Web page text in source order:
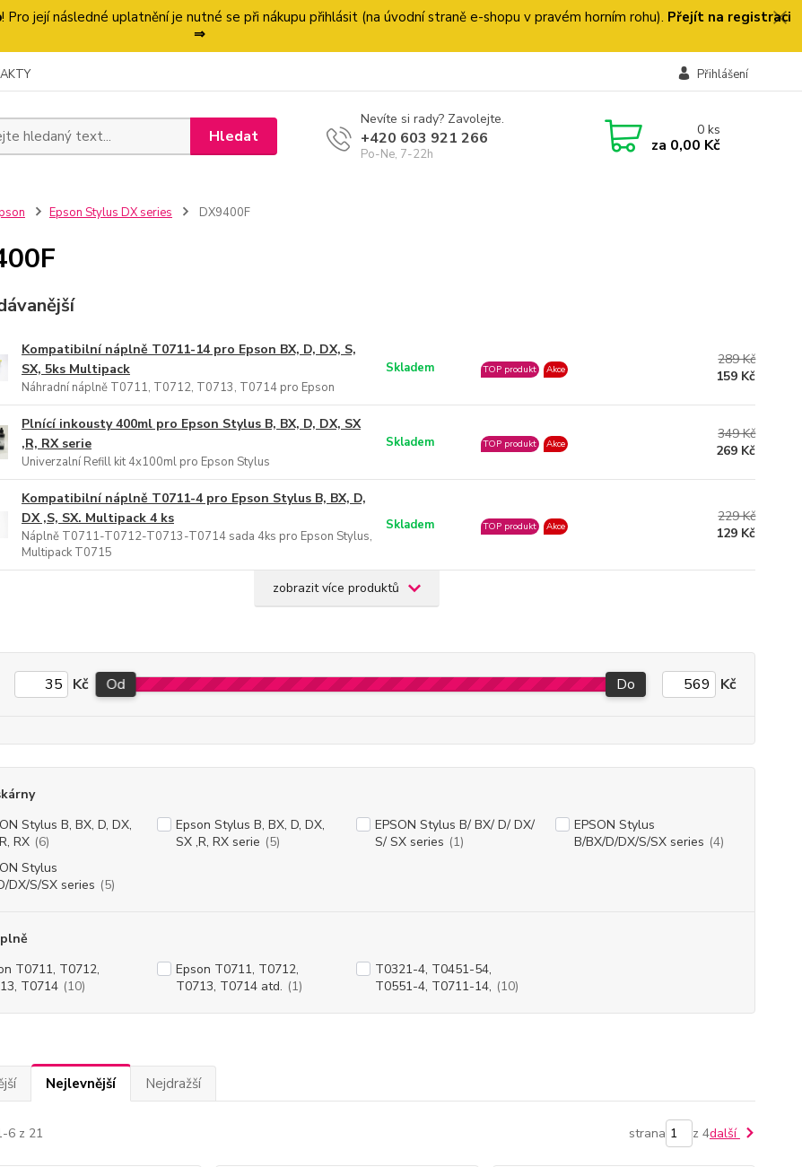
! Pro její následné uplatnění je nutné se při nákupu přihlásit (na úvodní straně e-shopu v pravém horním rohu). Přejít na registraci
⇒
Přihlášení
Hledat
Nevíte si rady? Zavolejte.
+420 603 921 266
Po-Ne, 7-22h
0ks
za 0,00 Kč
Epson Stylus DX series DX9400F
Kompatibilní náplně T0711-14 pro Epson BX, D, DX, S,
SX, 5ks Multipack
Náhradní náplně T0711, T0712, T0713, T0714 pro Epson
Skladem TOP produkt Akce
289 Kč
159 Kč
Plnící inkousty 400ml pro Epson Stylus B, BX, D, DX, SX
,R, RX serie
Univerzalní Refill kit 4x100ml pro Epson Stylus
Skladem TOP produkt Akce
349 Kč
269 Kč
Kompatibilní náplně T0711-4 pro Epson Stylus B, BX, D,
DX ,S, SX. Multipack 4 ks
Náplně T0711-T0712-T0713-T0714 sada 4ks pro Epson Stylus,
Multipack T0715
Skladem TOP produkt Akce
229 Kč
129 Kč
zobrazit více produktů
Kč Od Do Kč
Stylus B, BX, D, DX,
RX (6)
Epson Stylus B, BX, D, DX,
SX ,R, RX serie (5)
EPSON Stylus B/ BX/ D/ DX/
S/ SX series (1)
EPSON Stylus
B/BX/D/DX/S/SX series (4)
Stylus
DX/S/SX series (5)
T0711, T0712,
T0714 (10)
Epson T0711, T0712,
T0713, T0714 atd. (1)
T0321-4, T0451-54,
T0551-4, T0711-14, (10)
Nejlevnější Nejdražší
6 z 21 strana z 4další